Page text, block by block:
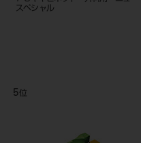
SXR200 50枚入
11位